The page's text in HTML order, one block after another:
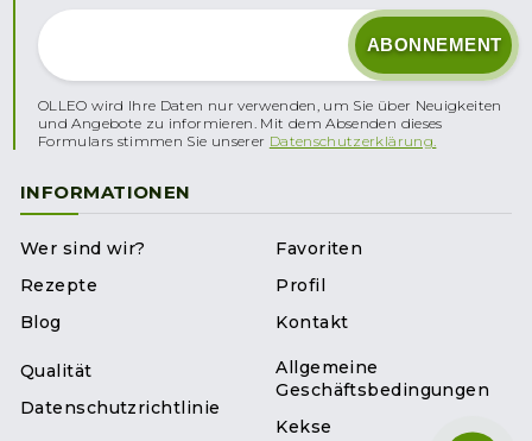
OLLEO wird Ihre Daten nur verwenden, um Sie über Neuigkeiten
und Angebote zu informieren. Mit dem Absenden dieses
Formulars stimmen Sie unserer Datenschutzerklärung.
INFORMATIONEN
Wer sind wir?
Rezepte
Blog
Favoriten
Profil
Kontakt
Qualität
Datenschutzrichtlinie
Allgemeine
Geschäftsbedingungen
Kekse